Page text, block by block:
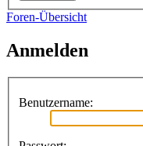
Foren-Übersicht
Anmelden
Benutzername: